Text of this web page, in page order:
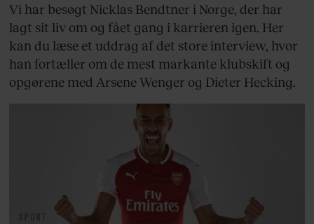
Vi har besøgt Nicklas Bendtner i Norge, der har
lagt sit liv om og fået gang i karrieren igen. Her
kan du læse et uddrag af det store interview, hvor
han fortæller om de mest markante klubskift og
opgørene med Arsene Wenger og Dieter Hecking.
SPORT